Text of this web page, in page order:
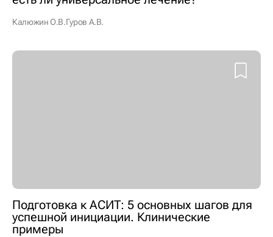
Калюжин О.В.Гуров А.В.
Подготовка к АСИТ: 5 основных шагов для
успешной инициации. Клинические
примеры